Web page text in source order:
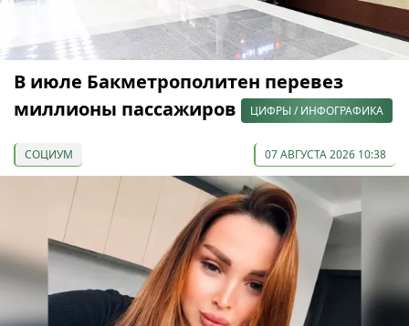
В июле Бакметрополитен перевез
миллионы пассажиров
ЦИФРЫ / ИНФОГРАФИКА
СОЦИУМ 07 АВГУСТА 2026 10:38